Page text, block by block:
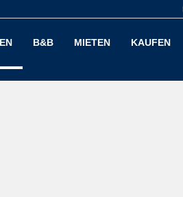
B&B MIETEN KAUFEN